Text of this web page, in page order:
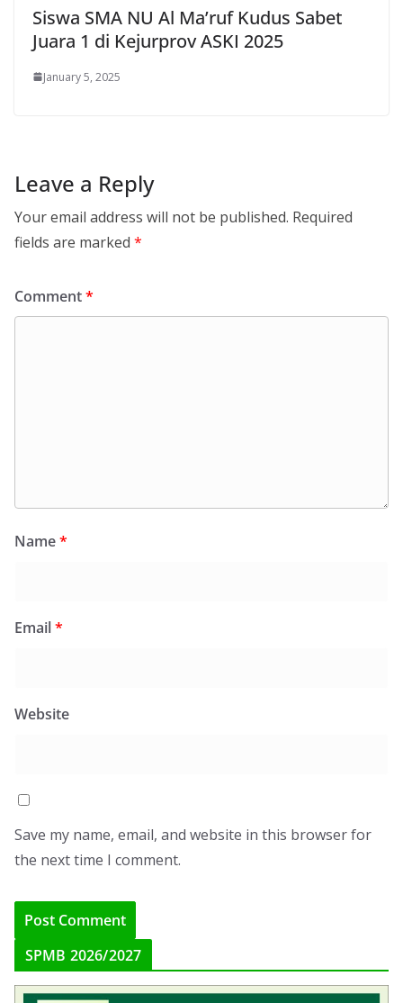
Siswa SMA NU Al Ma’ruf Kudus Sabet
Juara 1 di Kejurprov ASKI 2025
January 5, 2025
Leave a Reply
Your email address will not be published. Required
fields are marked *
Comment*
Name*
Email*
Website
Save my name, email, and website in this browser for
the next time I comment.
SPMB 2026/2027